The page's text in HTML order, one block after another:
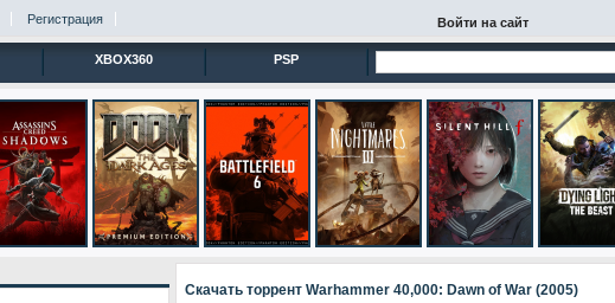
Регистрация Войти на сайт
XBOX360 PSP
Скачать торрент Warhammer 40,000: Dawn of War (2005)